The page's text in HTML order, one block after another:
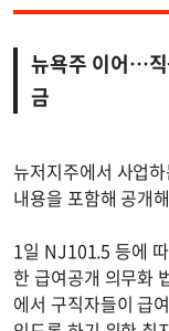
뉴욕주 이어…직
금
뉴저지주에서 사업
내용을 포함해 공개
1일 NJ101.5 등에
한 급여공개 의무화
에서 구직자들이 급